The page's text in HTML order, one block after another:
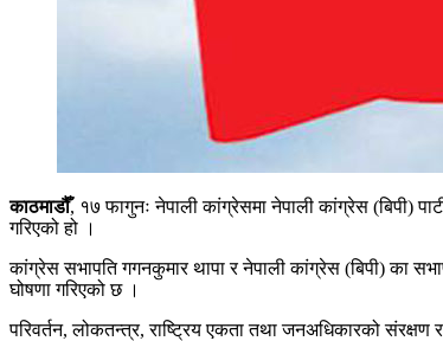
काठमाडौँ, १७ फागुनः नेपाली कांग्रेसमा नेपाली कांग्रेस (बिपी)
गरिएको हो ।
कांग्रेस सभापति गगनकुमार थापा र नेपाली कांग्रेस (बिपी) का
घोषणा गरिएको छ ।
परिवर्तन, लोकतन्त्र, राष्ट्रिय एकता तथा जनअधिकारको संरक्षण